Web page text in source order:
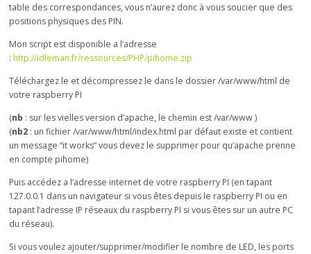
table des correspondances, vous n’aurez donc à vous soucier que des
positions physiques des PIN.
Mon script est disponible a l’adresse
:http://idleman.fr/ressources/PHP/pihome.zip
Téléchargez le et décompressez le dans le dossier /var/www/html de
votre raspberry PI
(nb : sur les vielles version d’apache, le chemin est /var/www )
(nb2 : un fichier /var/www/html/index.html par défaut existe et contient
un message “it works” vous devez le supprimer pour qu’apache prenne
en compte pihome)
Puis accédez a l’adresse internet de votre raspberry PI (en tapant
127.0.0.1 dans un navigateur si vous êtes depuis le raspberry PI ou en
tapant l’adresse IP réseaux du raspberry PI si vous êtes sur un autre PC
du réseau).
Si vous voulez ajouter/supprimer/modifier le nombre de LED, les ports